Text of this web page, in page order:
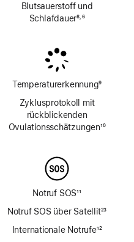
Blutsauerstoff und
Schlafdauer8, 6
Temperaturerkennung9
Zyklusprotokoll mit
rückblickenden
Ovulations­schätzungen10
Notruf SOS11
Notruf SOS über Satellit23
Internationale Notrufe12